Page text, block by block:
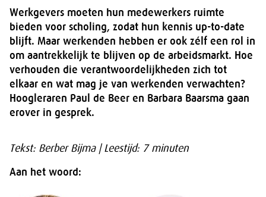
Werkgevers moeten hun medewerkers ruimte
bieden voor scholing, zodat hun kennis up-to-date
blijft. Maar werkenden hebben er ook zélf een rol in
om aantrekkelijk te blijven op de arbeidsmarkt. Hoe
verhouden die verantwoordelijkheden zich tot
elkaar en wat mag je van werkenden verwachten?
Hoogleraren Paul de Beer en Barbara Baarsma gaan
erover in gesprek.
Tekst: Berber Bijma | Leestijd: 7 minuten
Aan het woord: